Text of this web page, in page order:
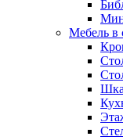
Мебель в